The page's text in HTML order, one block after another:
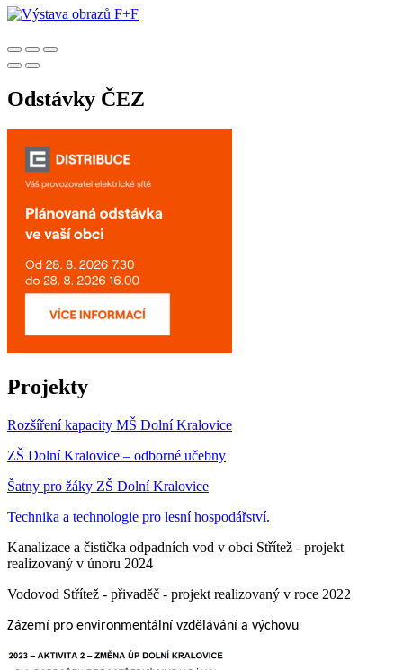
Odstávky ČEZ
Projekty
Rozšíření kapacity MŠ Dolní Kralovice
ZŠ Dolní Kralovice – odborné učebny
Šatny pro žáky ZŠ Dolní Kralovice
Technika a technologie pro lesní hospodářství.
Kanalizace a čistička odpadních vod v obci Střítež - projekt
realizovaný v únoru 2024
Vodovod Střítež - přivaděč - projekt realizovaný v roce 2022
Zázemí pro environmentální vzdělávání a výchovu